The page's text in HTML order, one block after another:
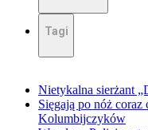
Tagi
Nietykalna sierżant
Sięgają po nóż coraz
Kolumbijczyków